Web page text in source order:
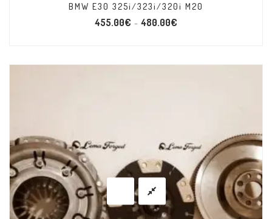
BMW E30 325i/323i/320i M20
455.00€ – 480.00€